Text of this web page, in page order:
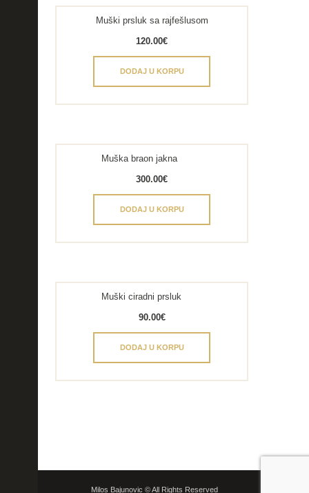
Muški prsluk sa rajfešlusom
120.00€
DODAJ U KORPU
Muška braon jakna
300.00€
DODAJ U KORPU
Muški ciradni prsluk
90.00€
DODAJ U KORPU
Milos Bajunovic © All Rights Reserved